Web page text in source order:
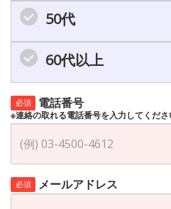
50代
60代以上
必須 電話番号
※連絡の取れる電話番号を入力してくださ
必須 メールアドレス